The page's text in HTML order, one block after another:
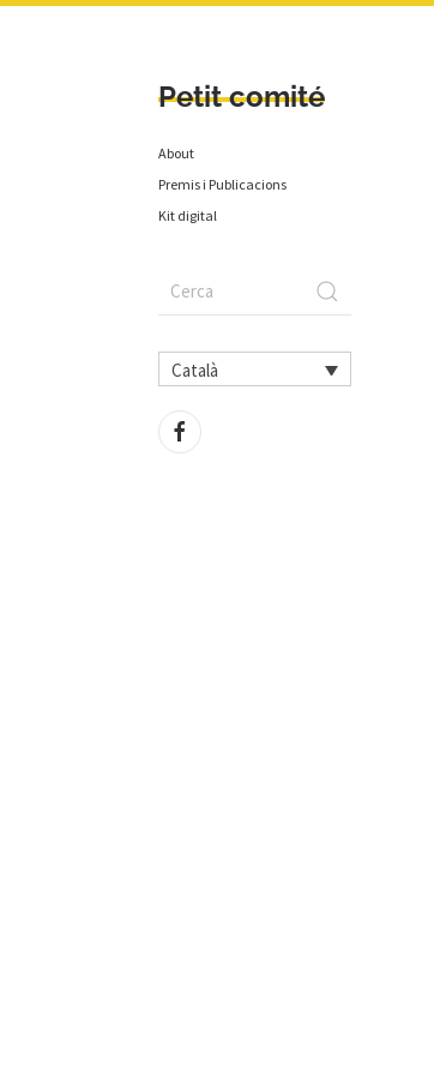
Petit comité
About
Premis i Publicacions
Kit digital
Català